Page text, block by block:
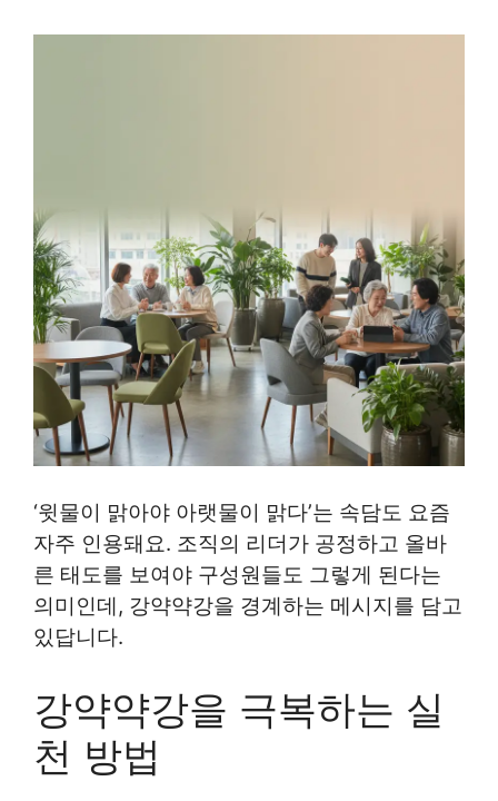
‘윗물이 맑아야 아랫물이 맑다’는 속담도 요즘
자주 인용돼요. 조직의 리더가 공정하고 올바
른 태도를 보여야 구성원들도 그렇게 된다는
의미인데, 강약약강을 경계하는 메시지를 담고
있답니다.
강약약강을 극복하는 실
천 방법